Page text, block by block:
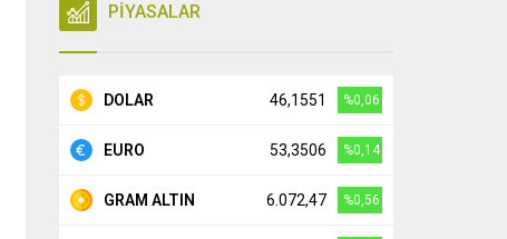
PİYASALAR
DOLAR 46,1551 %0,06
EURO 53,3506 %0,14
GRAM ALTIN 6.072,47 %0,56